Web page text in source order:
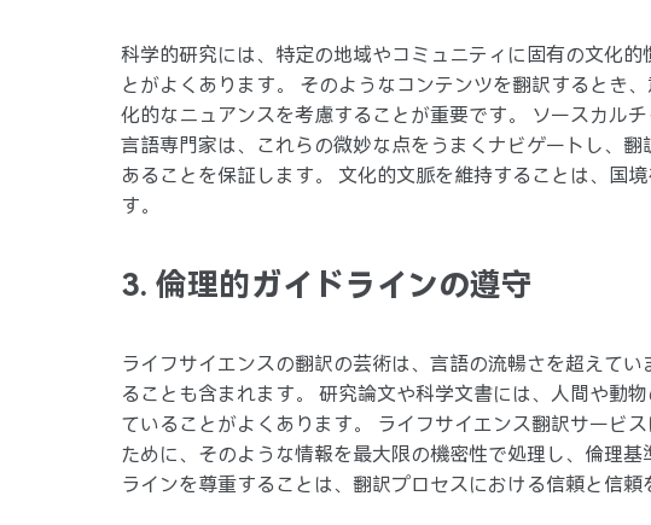
科学的研究には、特定の地域やコミュニティに固有の文化
とがよくあります。 そのようなコンテンツを翻訳するとき
化的なニュアンスを考慮することが重要です。 ソースカル
言語専門家は、これらの微妙な点をうまくナビゲートし、
あることを保証します。 文化的文脈を維持することは、国
す。
3. 倫理的ガイドラインの遵守
ライフサイエンスの翻訳の芸術は、言語の流暢さを超えて
ることも含まれます。 研究論文や科学文書には、人間や動
ていることがよくあります。 ライフサイエンス翻訳サービ
ために、そのような情報を最大限の機密性で処理し、倫理
ラインを尊重することは、翻訳プロセスにおける信頼と信頼